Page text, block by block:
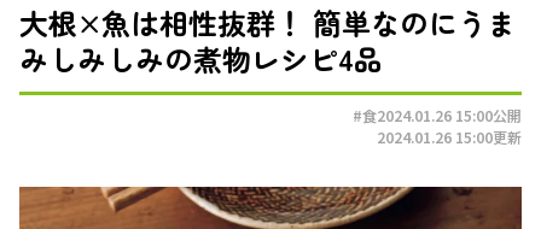
大根×魚は相性抜群！ 簡単なのにうま
みしみしみの煮物レシピ4品
#食2024.01.26 15:00公開
2024.01.26 15:00更新